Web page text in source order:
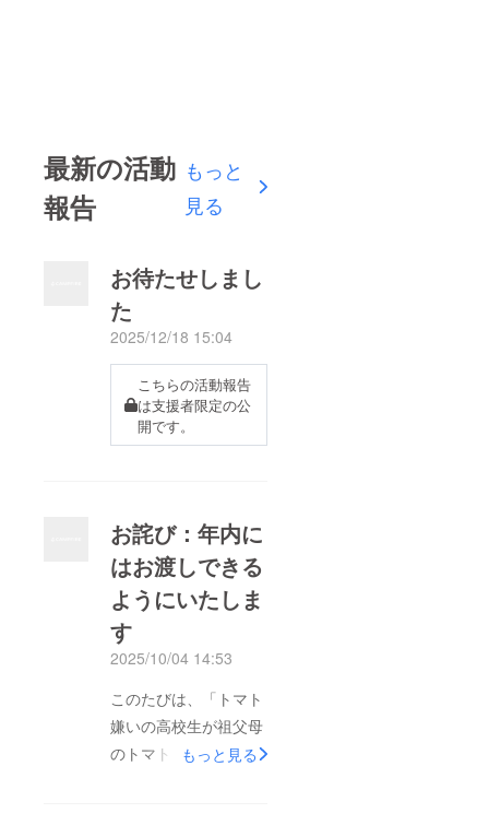
最新の活動
報告
もっと
見る
お待たせしまし
た
2025/12/18 15:04
こちらの活動報告
は支援者限定の公
開です。
お詫び：年内に
はお渡しできる
ようにいたしま
す
2025/10/04 14:53
このたびは、「トマト
嫌いの高校生が祖父母
のトマトで作ったカ
もっと見る